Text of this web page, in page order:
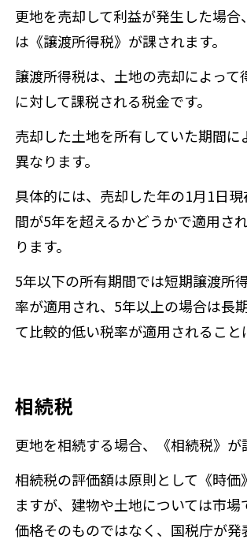
更地を売却して利益が発生した場合
は《譲渡所得税》が課されます。
譲渡所得税は、土地の売却によって
に対して課税される税金です。
売却した土地を所有していた期間に
異なります。
具体的には、売却した年の1月1日
間が5年を超えるかどうかで適用さ
ります。
5年以下の所有期間では短期譲渡所
率が適用され、5年以上の場合は長
て比較的低い税率が適用されること
相続税
更地を相続する場合、《相続税》が
相続税の評価額は原則として《時価
ますが、建物や土地については市場
価格そのものではなく、国税庁が発